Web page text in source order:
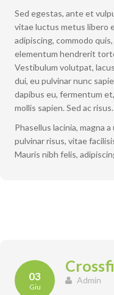
Sed egestas, ante et
vitae luctus metus libero
adipiscing, commodo
elementum hendrerit
Vestibulum volutpat,
dui, eu pulvinar nunc
dapibus eu, fermentum
mollis sapien. Sed ac risus.
Phasellus lacinia, magna
pulvinar risus, vitae
Mauris nibh felis,
03
Giu
Admin